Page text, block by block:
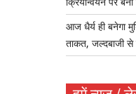
क्रियान्वयन पर बनी
आज धैर्य ही बनेगा
ताकत, जल्दबाजी